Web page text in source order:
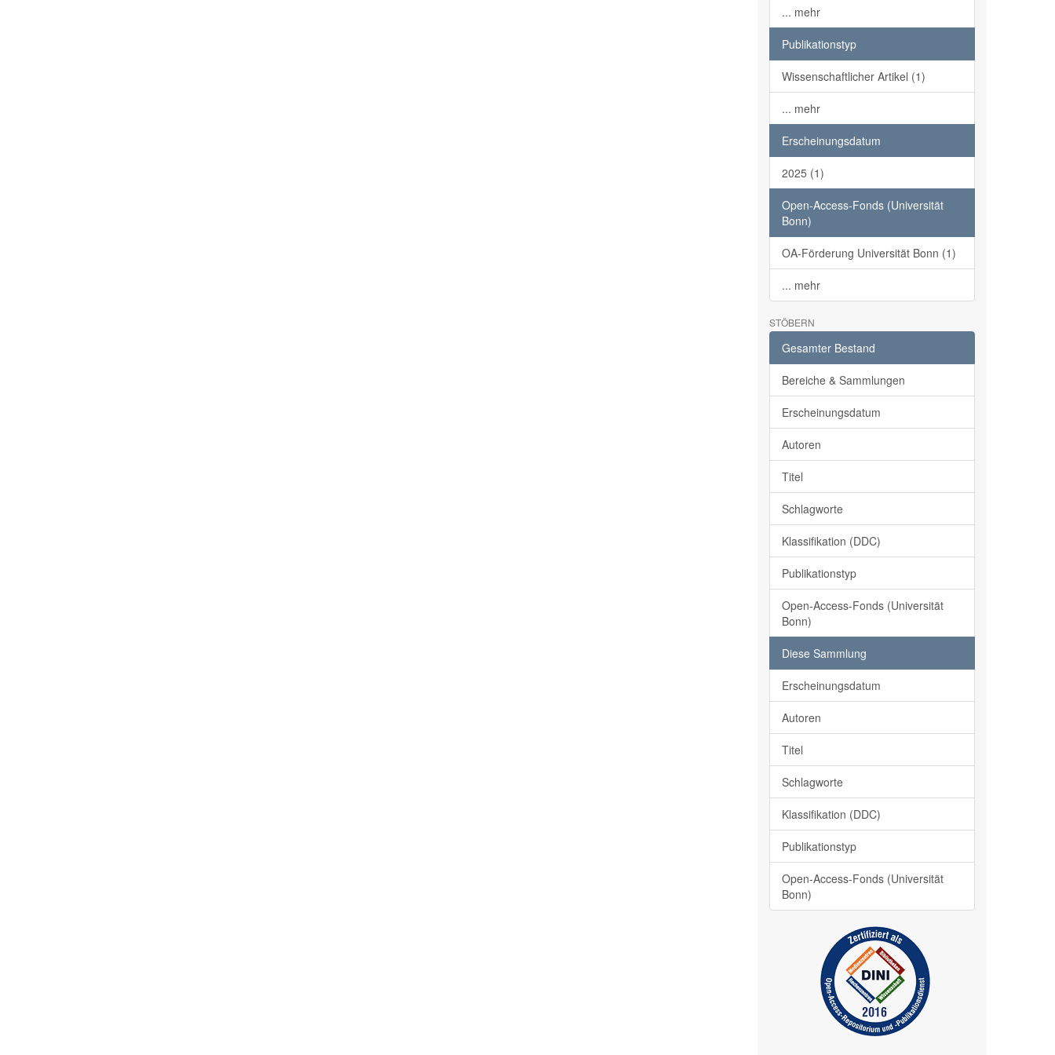
... mehr
Publikationstyp
Wissenschaftlicher Artikel (1)
... mehr
Erscheinungsdatum
2025 (1)
Open-Access-Fonds (Universität
Bonn)
OA-Förderung Universität Bonn (1)
... mehr
STÖBERN
Gesamter Bestand
Bereiche & Sammlungen
Erscheinungsdatum
Autoren
Titel
Schlagworte
Klassifikation (DDC)
Publikationstyp
Open-Access-Fonds (Universität
Bonn)
Diese Sammlung
Erscheinungsdatum
Autoren
Titel
Schlagworte
Klassifikation (DDC)
Publikationstyp
Open-Access-Fonds (Universität
Bonn)